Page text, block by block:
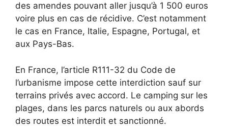
des amendes pouvant aller jusqu’à 1 500 euros
voire plus en cas de récidive. C’est notamment
le cas en France, Italie, Espagne, Portugal, et
aux Pays-Bas.
En France, l’article R111-32 du Code de
l’urbanisme impose cette interdiction sauf sur
terrains privés avec accord. Le camping sur les
plages, dans les parcs naturels ou aux abords
des routes est interdit et sanctionné.